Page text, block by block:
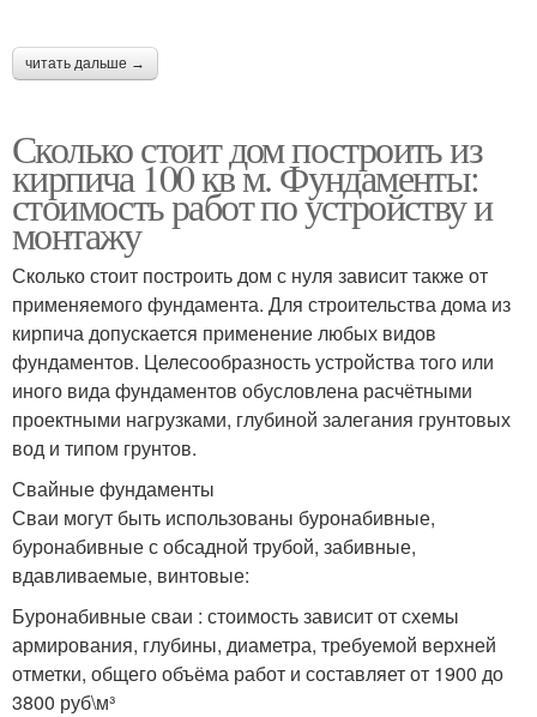
читать дальше →
Сколько стоит дом построить из
кирпича 100 кв м. Фундаменты:
стоимость работ по устройству и
монтажу
Сколько стоит построить дом с нуля зависит также от
применяемого фундамента. Для строительства дома из
кирпича допускается применение любых видов
фундаментов. Целесообразность устройства того или
иного вида фундаментов обусловлена расчётными
проектными нагрузками, глубиной залегания грунтовых
вод и типом грунтов.
Свайные фундаменты
Сваи могут быть использованы буронабивные,
буронабивные с обсадной трубой, забивные,
вдавливаемые, винтовые:
Буронабивные сваи : стоимость зависит от схемы
армирования, глубины, диаметра, требуемой верхней
отметки, общего объёма работ и составляет от 1900 до
3800 руб\м³